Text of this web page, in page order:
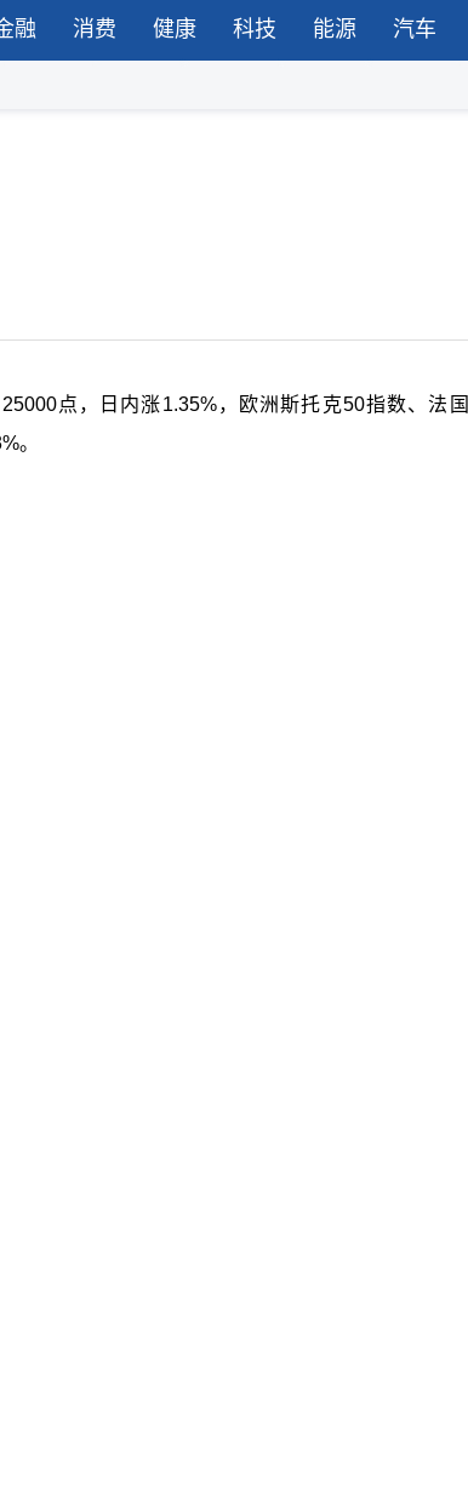
融 消费 健康 科技 能源 汽车
点，日内涨1.35%，欧洲斯托克50指数、法国
。